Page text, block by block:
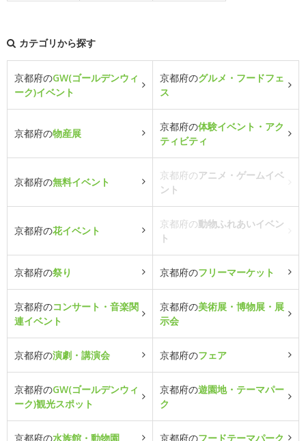
カテゴリから探す
京都府のGW(ゴールデンウィ
ーク)イベント
京都府のグルメ・フードフェ
ス
京都府の物産展
京都府の体験イベント・アク
ティビティ
京都府の無料イベント
京都府のアニメ・ゲームイベ
ント
京都府の花イベント
京都府の動物ふれあいイベン
ト
京都府の祭り 京都府のフリーマーケット
京都府のコンサート・音楽関
連イベント
京都府の美術展・博物展・展
示会
京都府の演劇・講演会 京都府のフェア
京都府のGW(ゴールデンウィ
ーク)観光スポット
京都府の遊園地・テーマパー
ク
京都府の水族館・動物園 京都府のフードテーマパーク